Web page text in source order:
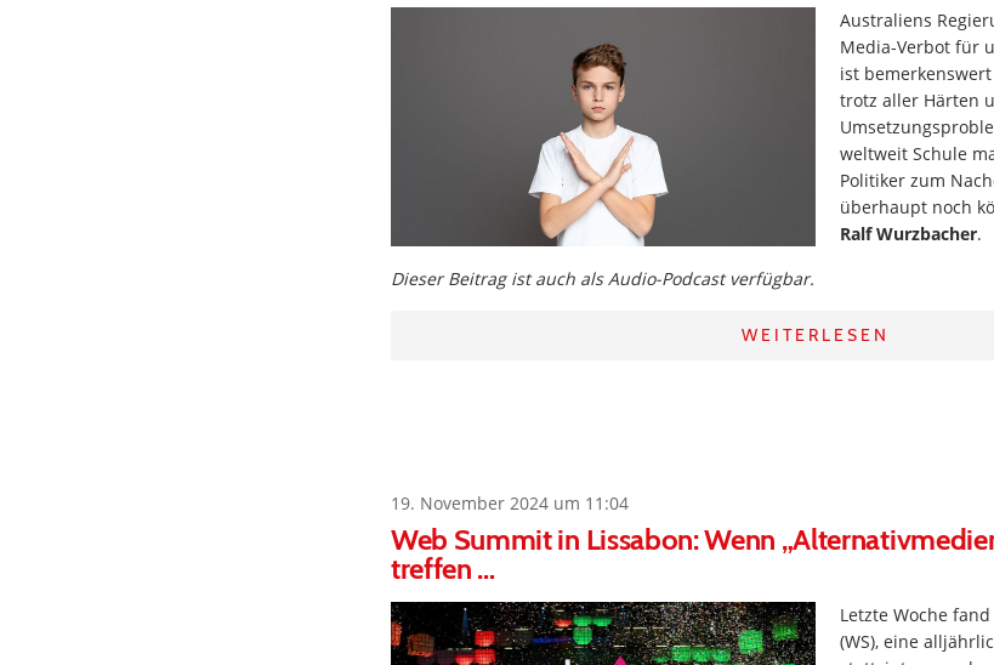
Australiens
Media-Verbot für
ist
trotz aller Härten
weltweit Schule
Politiker zum
überhaupt noch
Ralf Wurzbacher.
Dieser Beitrag ist auch als Audio-Podcast verfügbar.
WEITERLESEN
19. November 2024 um 11:04
Web Summit in Lissabon: Wenn
treffen …
Letzte Woche
(WS), eine